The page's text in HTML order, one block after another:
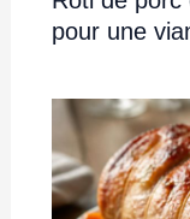
pour une